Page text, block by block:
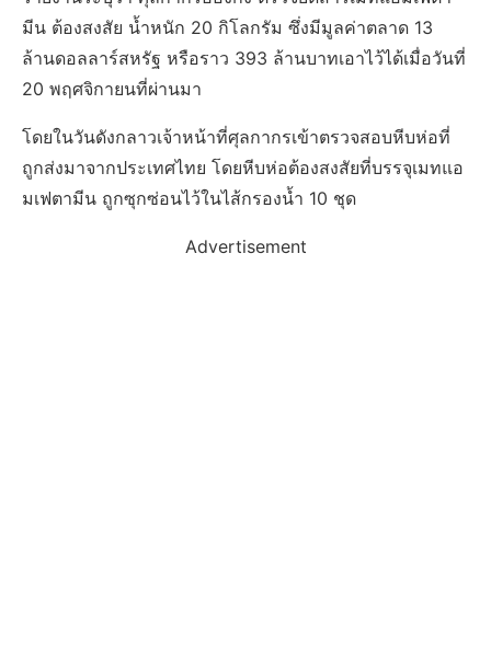
มีน ต้องสงสัย น้ำหนัก 20 กิโลกรัม ซึ่งมีมูลค่าตลาด 13
ล้านดอลลาร์สหรัฐ หรือราว 393 ล้านบาทเอาไว้ได้เมื่อวันที่
20 พฤศจิกายนที่ผ่านมา
โดยในวันดังกลาวเจ้าหน้าที่ศุลกากรเข้าตรวจสอบหีบห่อที่
ถูกส่งมาจากประเทศไทย โดยหีบห่อต้องสงสัยที่บรรจุเมทแอ
มเฟตามีน ถูกซุกซ่อนไว้ในไส้กรองน้ำ 10 ชุด
Advertisement